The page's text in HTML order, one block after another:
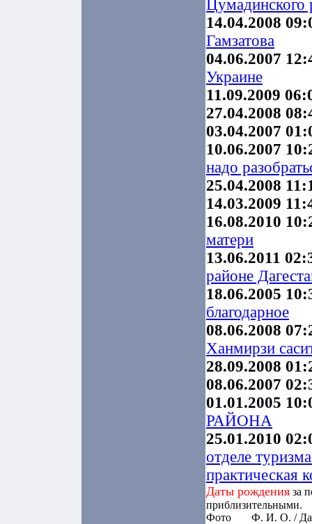
Цумадинского
14.04.2008
Гамзатова
04.06.2007
Украине
11.09.2009
27.04.2008
03.04.2007
10.06.2007
надо
25.04.2008
14.03.2009
16.08.2010
матери
13.06.2011
районе
18.06.2005
благодарное
08.06.2008
Ханмирзи
28.09.2008
08.06.2007
01.01.2005
РАЙОНА
25.01.2010
отделе
практическая
Даты рождения за
приблизительными.
Фото
Ф. И. О. /